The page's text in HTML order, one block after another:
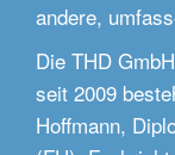
andere,
Die THD
seit 2009
Hoffmann,